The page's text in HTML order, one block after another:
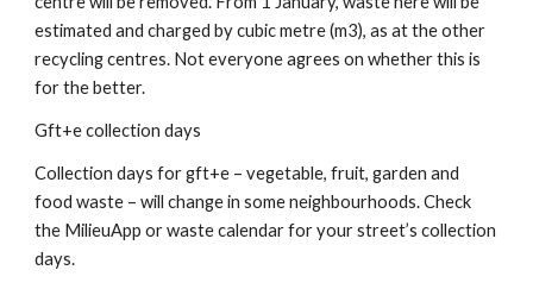
estimated and charged by cubic metre (m3), as at the other
recycling centres. Not everyone agrees on whether this is
for the better.
Gft+e collection days
Collection days for gft+e – vegetable, fruit, garden and
food waste – will change in some neighbourhoods. Check
the MilieuApp or waste calendar for your street’s collection
days.